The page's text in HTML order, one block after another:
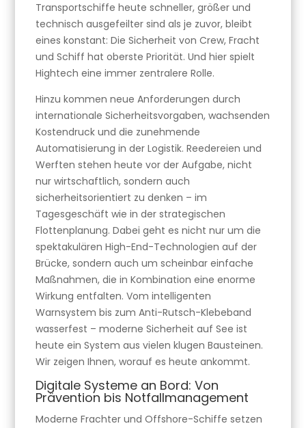
Transportschiffe heute schneller, größer und
technisch ausgefeilter sind als je zuvor, bleibt
eines konstant: Die Sicherheit von Crew, Fracht
und Schiff hat oberste Priorität. Und hier spielt
Hightech eine immer zentralere Rolle.
Hinzu kommen neue Anforderungen durch
internationale Sicherheitsvorgaben, wachsenden
Kostendruck und die zunehmende
Automatisierung in der Logistik. Reedereien und
Werften stehen heute vor der Aufgabe, nicht
nur wirtschaftlich, sondern auch
sicherheitsorientiert zu denken – im
Tagesgeschäft wie in der strategischen
Flottenplanung. Dabei geht es nicht nur um die
spektakulären High-End-Technologien auf der
Brücke, sondern auch um scheinbar einfache
Maßnahmen, die in Kombination eine enorme
Wirkung entfalten. Vom intelligenten
Warnsystem bis zum Anti-Rutsch-Klebeband
wasserfest – moderne Sicherheit auf See ist
heute ein System aus vielen klugen Bausteinen.
Wir zeigen Ihnen, worauf es heute ankommt.
Digitale Systeme an Bord: Von
Prävention bis Notfallmanagement
Moderne Frachter und Offshore-Schiffe setzen